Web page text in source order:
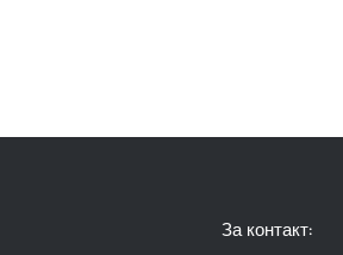
За контакт: